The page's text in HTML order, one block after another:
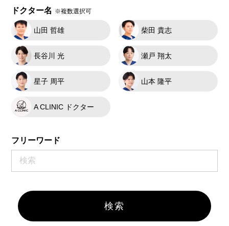
ドクター名 ※複数選択可
山田 哲雄 柴田 貴志
長谷川 光 瀬戸 翔太
星子 周平 山本 隆平
A CLINIC ドクター
フリーワード